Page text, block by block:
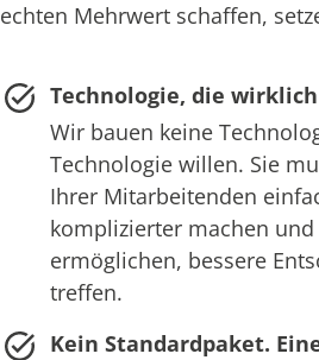
echten Mehrwert schaffen,
Technologie, die
Wir bauen keine
Technologie willen. Sie
Ihrer Mitarbeitenden
komplizierter machen
ermöglichen, bessere
treffen.
Kein Standardpaket.